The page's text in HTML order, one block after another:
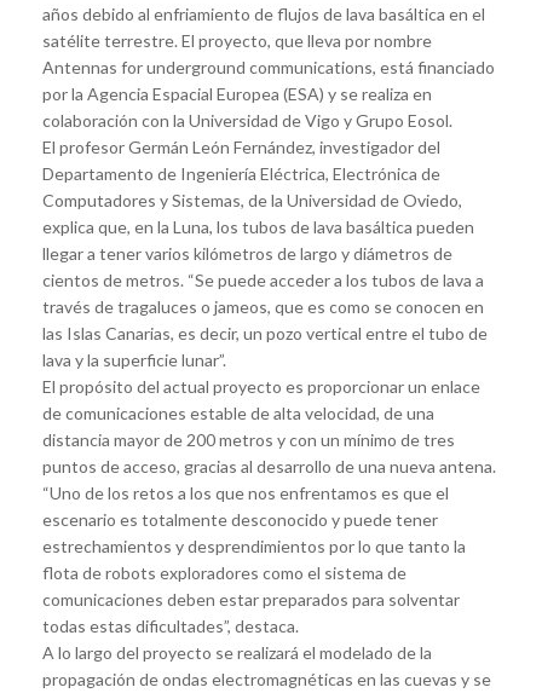
años debido al enfriamiento de flujos de lava basáltica en el
satélite terrestre. El proyecto, que lleva por nombre
Antennas for underground communications, está financiado
por la Agencia Espacial Europea (ESA) y se realiza en
colaboración con la Universidad de Vigo y Grupo Eosol.
El profesor Germán León Fernández, investigador del
Departamento de Ingeniería Eléctrica, Electrónica de
Computadores y Sistemas, de la Universidad de Oviedo,
explica que, en la Luna, los tubos de lava basáltica pueden
llegar a tener varios kilómetros de largo y diámetros de
cientos de metros. “Se puede acceder a los tubos de lava a
través de tragaluces o jameos, que es como se conocen en
las Islas Canarias, es decir, un pozo vertical entre el tubo de
lava y la superficie lunar”.
El propósito del actual proyecto es proporcionar un enlace
de comunicaciones estable de alta velocidad, de una
distancia mayor de 200 metros y con un mínimo de tres
puntos de acceso, gracias al desarrollo de una nueva antena.
“Uno de los retos a los que nos enfrentamos es que el
escenario es totalmente desconocido y puede tener
estrechamientos y desprendimientos por lo que tanto la
flota de robots exploradores como el sistema de
comunicaciones deben estar preparados para solventar
todas estas dificultades”, destaca.
A lo largo del proyecto se realizará el modelado de la
propagación de ondas electromagnéticas en las cuevas y se